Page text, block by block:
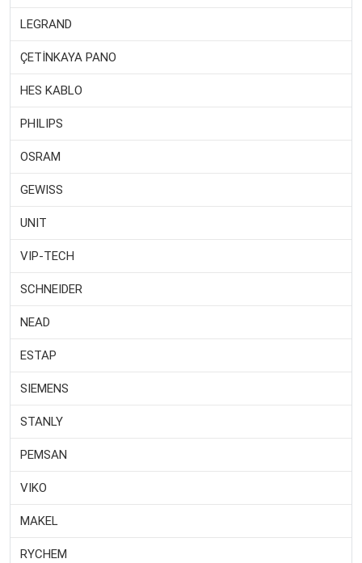
LEGRAND
ÇETİNKAYA PANO
HES KABLO
PHILIPS
OSRAM
GEWISS
UNIT
VIP-TECH
SCHNEIDER
NEAD
ESTAP
SIEMENS
STANLY
PEMSAN
VIKO
MAKEL
RYCHEM